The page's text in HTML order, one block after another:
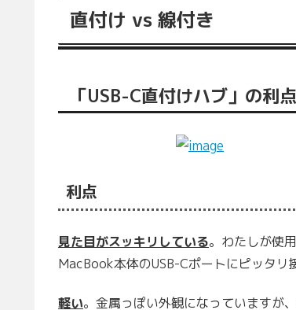
直付け vs 線付き
「USB-C直付けハブ」の利
利点
見た目がスッキリしている。わたしが使
MacBook本体のUSB-Cポートにピッタリ
軽い。金属っぽい外観になっていますが